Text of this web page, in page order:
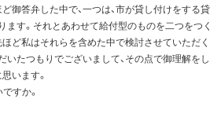
御答弁した中で、一つは、市が貸し付けをする貸
ます。それとあわせて給付型のものを二つをつく
ほど私はそれらを含めた中で検討させていただく
いたつもりでございまして、その点で御理解をし
います。
すか。